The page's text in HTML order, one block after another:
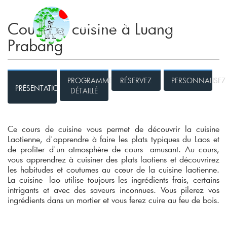
Cours de cuisine à Luang
Prabang
PRÉSENTATION
PROGRAMME
DÉTAILLÉ
RÉSERVEZ PERSONNALISEZ
Ce cours de cuisine vous permet de découvrir la cuisine
Laotienne, d'apprendre à faire les plats typiques du Laos et
de profiter d'un atmosphère de cours amusant. Au cours,
vous apprendrez à cuisiner des plats laotiens et découvrirez
les habitudes et coutumes au cœur de la cuisine laotienne.
La cuisine lao utilise toujours les ingrédients frais, certains
intrigants et avec des saveurs inconnues. Vous pilerez vos
ingrédients dans un mortier et vous ferez cuire au feu de bois.